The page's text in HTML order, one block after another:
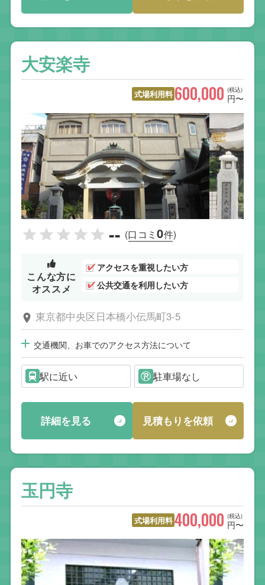
大安楽寺
式場利用料 (税込)
600,000 円〜
-- (口コミ0件)
こんな方に
オススメ
アクセスを重視したい方
公共交通を利用したい方
東京都中央区日本橋小伝馬町3-5
交通機関、お車でのアクセス方法について
駅に近い 駐車場なし
詳細を見る 見積もりを依頼
玉円寺
式場利用料 (税込)
400,000 円〜